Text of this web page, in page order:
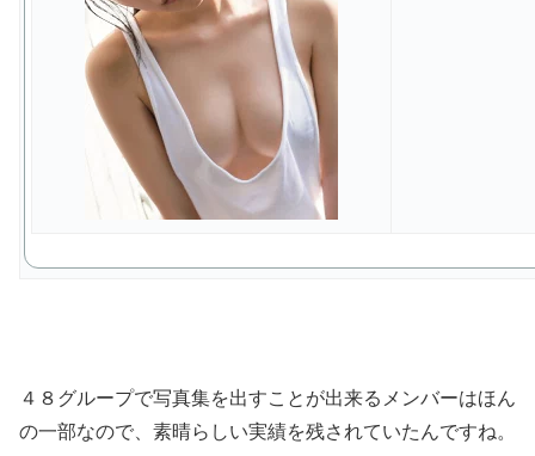
４８グループで写真集を出すことが出来るメンバーはほん
の一部なので、素晴らしい実績を残されていたんですね。